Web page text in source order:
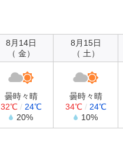
8月14日
（ 金）
8月15日
（ 土）
曇時々晴
32℃/ 24℃
20%
曇時々晴
34℃/ 24℃
10%